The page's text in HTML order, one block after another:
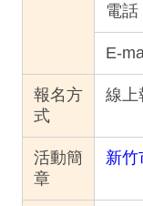
電話
E-
報名方
式
線上
活動簡
章
新竹